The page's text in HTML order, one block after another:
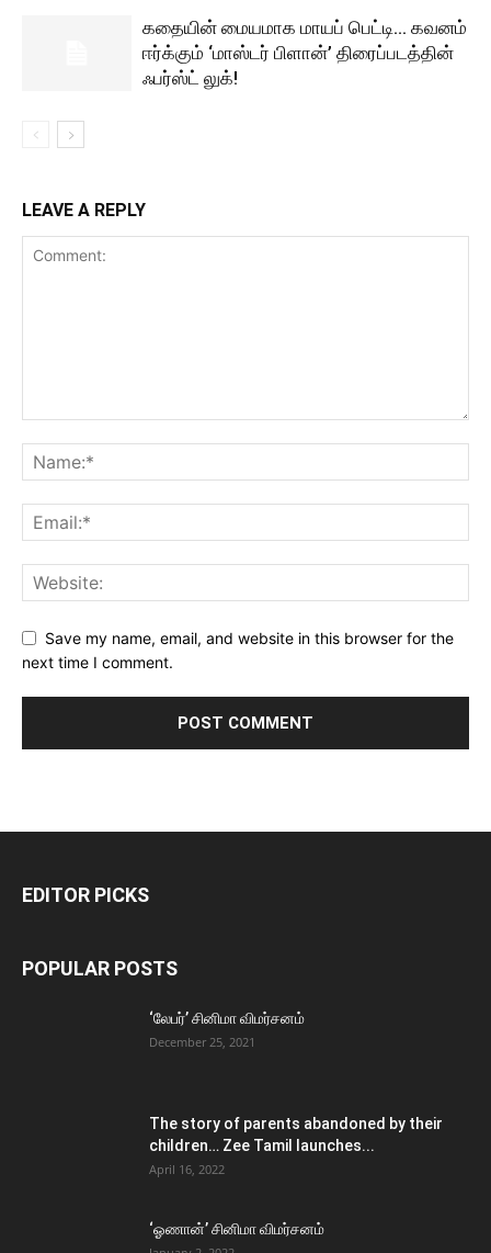
கதையின் மையமாக மாயப் பெட்டி… கவனம்
ஈர்க்கும் ‘மாஸ்டர் பிளான்’ திரைப்படத்தின்
ஃபர்ஸ்ட் லுக்!
LEAVE A REPLY
Save my name, email, and website in this browser for the
next time I comment.
EDITOR PICKS
POPULAR POSTS
‘லேபர்’ சினிமா விமர்சனம்
December 25, 2021
The story of parents abandoned by their
children… Zee Tamil launches...
April 16, 2022
‘ஓணான்’ சினிமா விமர்சனம்